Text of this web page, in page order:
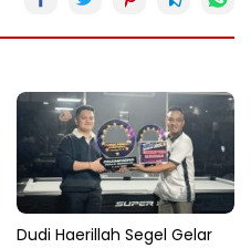
Dudi Haerillah Segel Gelar